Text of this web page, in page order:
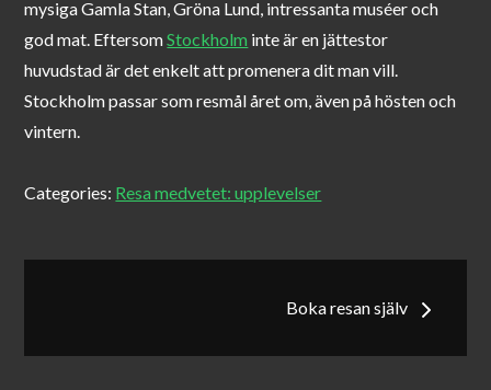
mysiga Gamla Stan, Gröna Lund, intressanta muséer och
god mat. EftersomStockholm inte är en jättestor
huvudstad är det enkelt att promenera dit man vill.
Stockholm passar som resmål året om, även på hösten och
vintern.
Categories: Resa medvetet: upplevelser
Inläggsnavigering
Boka resan själv